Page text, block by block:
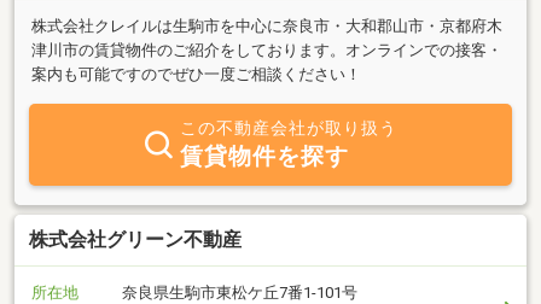
株式会社クレイルは生駒市を中心に奈良市・大和郡山市・京都府木
津川市の賃貸物件のご紹介をしております。オンラインでの接客・
案内も可能ですのでぜひ一度ご相談ください！
この不動産会社が取り扱う
賃貸物件を探す
株式会社グリーン不動産
所在地
奈良県生駒市東松ケ丘7番1-101号